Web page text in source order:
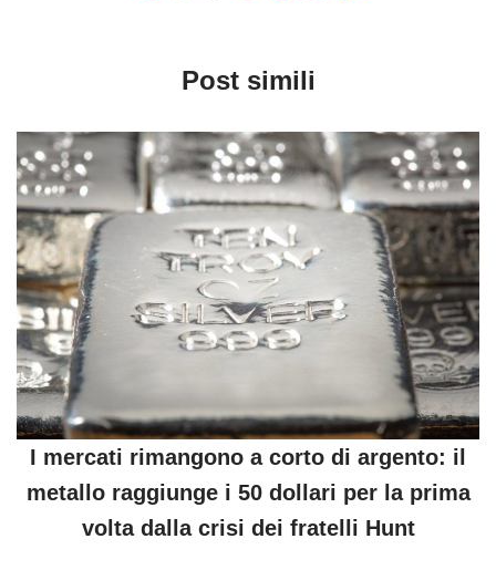
Post simili
I mercati rimangono a corto di argento: il
metallo raggiunge i 50 dollari per la prima
volta dalla crisi dei fratelli Hunt